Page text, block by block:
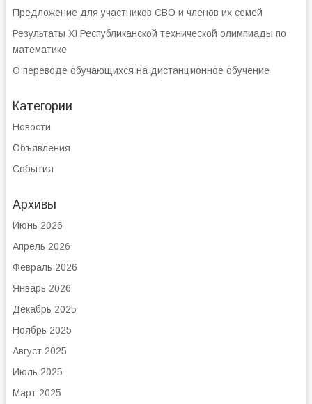
Предложение для участников СВО и членов их семей
Результаты XI Республиканской технической олимпиады по
математике
О переводе обучающихся на дистанционное обучение
Категории
Новости
Объявления
События
Архивы
Июнь 2026
Апрель 2026
Февраль 2026
Январь 2026
Декабрь 2025
Ноябрь 2025
Август 2025
Июль 2025
Март 2025